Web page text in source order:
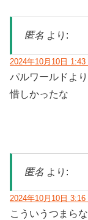
匿名 より:
2024年10月10日 1:43
パルワールドよ
惜しかったな
匿名 より:
2024年10月10日 3:16
こういうつまら